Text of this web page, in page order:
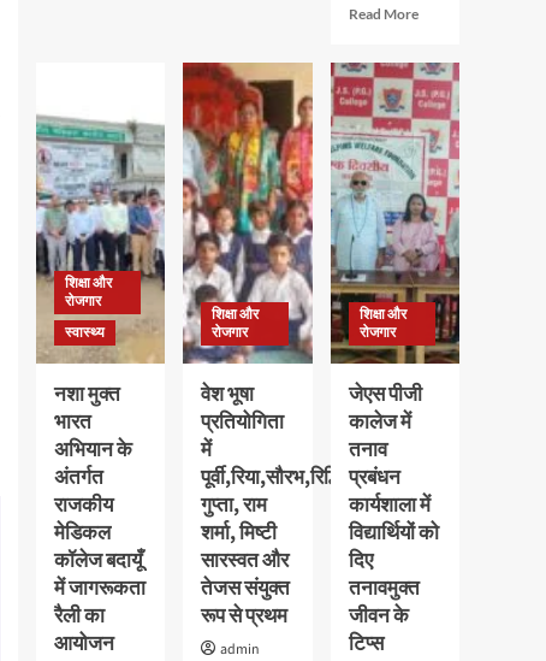
प्रवेशित
छात्र-
छात्राओं
का
पौधरोपण
के
साथ
स्वागत
प्रशिक्षण
शिविर
शुभारंभ
Read MoreRead
एचपी
इंस्टीट्यूट
ऑफ
हायर
एजुकेशन
की
मेधावी
अवलीन
कालरा
को
मिला
गोल्ड
मेडल,
हजार
पुरस्कार
से
सम्मानित
शिक्षा और
रोजगार
स्वास्थ्य
नशा मुक्त
भारत
अभियान के
अंतर्गत
राजकीय
मेडिकल
कॉलेज बदायूँ
में जागरूकता
रैली का
आयोजन
शिक्षा और
रोजगार
वेश भूषा
प्रतियोगिता
में
पूर्वी,रिया,सौरभ,रिद्धि
गुप्ता, राम
शर्मा, मिष्टी
सारस्वत और
तेजस संयुक्त
रूप से प्रथम
admin
शिक्षा और
रोजगार
जेएस पीजी
कालेज में
तनाव
प्रबंधन
कार्यशाला में
विद्यार्थियों को
दिए
तनावमुक्त
जीवन के
टिप्स